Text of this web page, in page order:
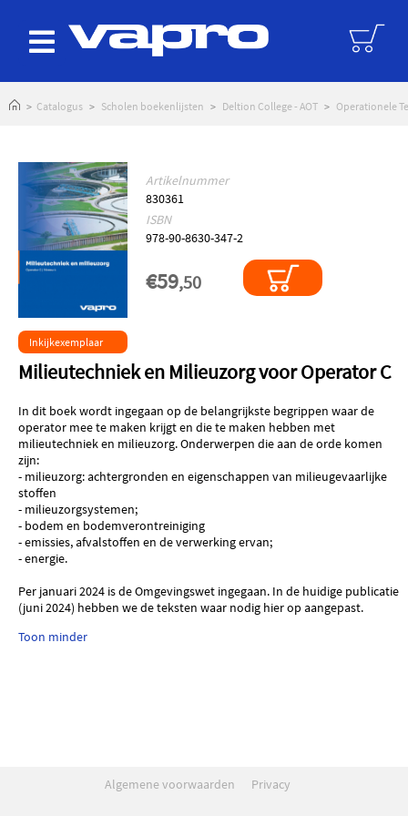
Catalogus Scholen boekenlijsten Deltion College - AOT Operationele
Inkijkexemplaar
Milieutechniek en Milieuzorg voor Operator C
In dit boek wordt ingegaan op de belangrijkste begrippen waar de
operator mee te maken krijgt en die te maken hebben met
milieutechniek en milieuzorg. Onderwerpen die aan de orde komen
zijn:
- milieuzorg: achtergronden en eigenschappen van milieugevaarlijke
stoffen
- milieuzorgsystemen;
- bodem en bodemverontreiniging
- emissies, afvalstoffen en de verwerking ervan;
- energie.
Per januari 2024 is de Omgevingswet ingegaan. In de huidige publicatie
(juni 2024) hebben we de teksten waar nodig hier op aangepast.
Toon minder
€59,50
Artikelnummer
830361
ISBN
978-90-8630-347-2
Algemene voorwaarden Privacy